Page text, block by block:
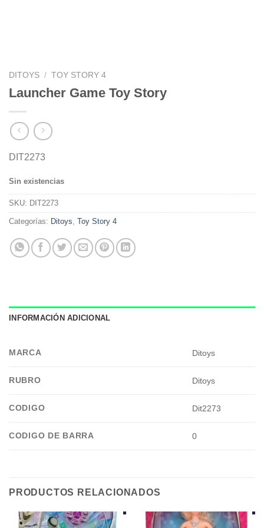
DITOYS / TOY STORY 4
Launcher Game Toy Story
DIT2273
Sin existencias
SKU: DIT2273
Categorías: Ditoys, Toy Story 4
INFORMACIÓN ADICIONAL
MARCA Ditoys
RUBRO Ditoys
CODIGO Dit2273
CODIGO DE BARRA 0
PRODUCTOS RELACIONADOS